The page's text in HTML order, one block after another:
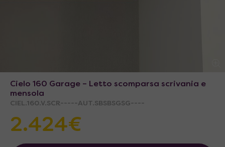
Cielo 160 Garage – Letto scomparsa scrivania e
mensola
CIEL.160.V.SCR-----AUT.SBSBSGSG----
2.424€